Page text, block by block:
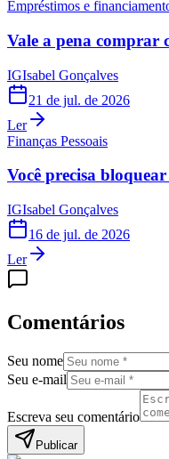
Empréstimos e
Vale a pena comprar
IGIsabel Gonçalves
21 de jul. de 2026
Ler
Finanças Pessoais
Você precisa bloquear
IGIsabel Gonçalves
16 de jul. de 2026
Ler
Comentários
Seu nome
Seu e-mail
Escreva seu comentário
Publicar